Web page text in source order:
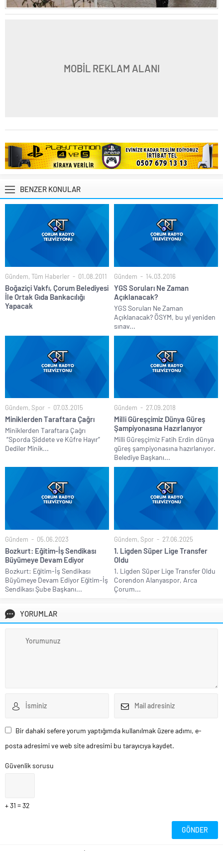
MOBİL REKLAM ALANI
BENZER KONULAR
Gündem, Tüm Haberler 01.08.2011
Boğaziçi Vakfı, Çorum Belediyesi
İle Ortak Gıda Bankacılığı
Yapacak
Gündem 14.03.2016
YGS Soruları Ne Zaman
Açıklanacak?
YGS Soruları Ne Zaman
Açıklanacak? ÖSYM, bu yıl yeniden
sınav...
Gündem, Spor 07.03.2015
Miniklerden Taraftara Çağrı
Miniklerden Taraftara Çağrı
“Sporda Şiddete ve Küfre Hayır”
Dediler Minik...
Gündem 27.09.2018
Milli Güreşçimiz Dünya Güreş
Şampiyonasına Hazırlanıyor
Milli Güreşçimiz Fatih Erdin dünya
güreş şampiyonasına hazırlanıyor.
Belediye Başkanı...
Gündem 05.06.2023
Bozkurt: Eğitim-İş Sendikası
Büyümeye Devam Ediyor
Bozkurt: Eğitim-İş Sendikası
Büyümeye Devam Ediyor Eğitim-İş
Sendikası Şube Başkanı...
Gündem, Spor 27.06.2025
1. Ligden Süper Lige Transfer
Oldu
1. Ligden Süper Lige Transfer Oldu
Corendon Alanyaspor, Arca
Çorum...
YORUMLAR
Bir dahaki sefere yorum yaptığımda kullanılmak üzere adımı, e-
posta adresimi ve web site adresimi bu tarayıcıya kaydet.
Güvenlik sorusu
+ 31 = 32